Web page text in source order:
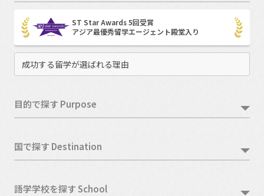
ST Star Awards 5回受賞
アジア最優秀留学エージェント殿堂入り
成功する留学が選ばれる理由
目的で探す Purpose
国で探す Destination
語学学校を探す School